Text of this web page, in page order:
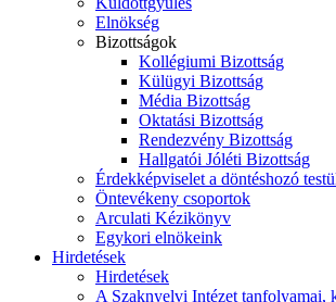
Elnökség
Bizottságok
Kollégiumi Bizottság
Külügyi Bizottság
Média Bizottság
Oktatási Bizottság
Rendezvény Bizottság
Hallgatói Jóléti Bizottság
Érdekképviselet a döntéshozó
Öntevékeny csoportok
Arculati Kézikönyv
Egykori elnökeink
Hirdetések
Hirdetések
A Szaknyelvi Intézet tanfolyamai,